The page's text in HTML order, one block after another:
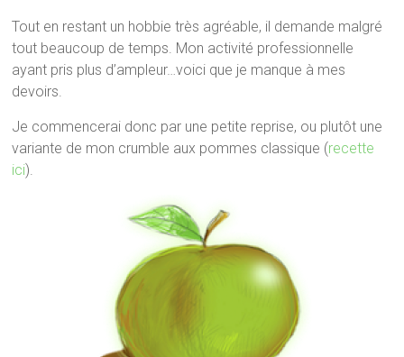
Tout en restant un hobbie très agréable, il demande malgré
tout beaucoup de temps. Mon activité professionnelle
ayant pris plus d’ampleur…voici que je manque à mes
devoirs.
Je commencerai donc par une petite reprise, ou plutôt une
variante de mon crumble aux pommes classique (recette
ici).